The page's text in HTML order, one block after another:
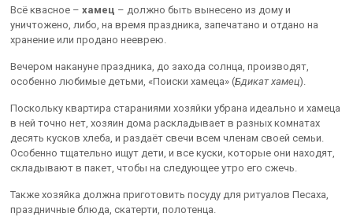
Всё квасное –хамец – должно быть вынесено из дому и
уничтожено, либо, на время праздника, запечатано и отдано на
хранение или продано нееврею.
Вечером накануне праздника, до захода солнца, производят,
особенно любимые детьми, «Поиски хамеца» (Бдикат хамец).
Поскольку квартира стараниями хозяйки убрана идеально и хамеца
в ней точно нет, хозяин дома раскладывает в разных комнатах
десять кусков хлеба, и раздаёт свечи всем членам своей семьи.
Особенно тщательно ищут дети, и все куски, которые они находят,
складывают в пакет, чтобы на следующее утро его сжечь.
Также хозяйка должна приготовить посуду для ритуалов Песаха,
праздничные блюда, скатерти, полотенца.